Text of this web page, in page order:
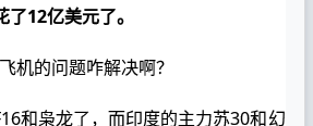
12亿美元了。
机的问题咋解决啊？
和枭龙了，而印度的主力苏30和幻